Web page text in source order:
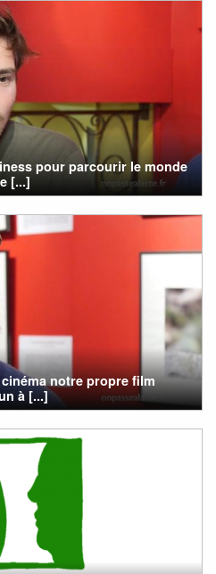
pour parcourir le monde
[...]
notre propre film
à [...]